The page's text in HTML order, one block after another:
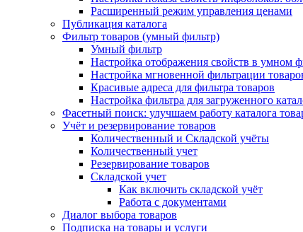
Расширенный режим управления ценами
Публикация каталога
Фильтр товаров (умный фильтр)
Умный фильтр
Настройка отображения свойств в умном
Настройка мгновенной фильтрации
Красивые адреса для фильтра товаров
Настройка фильтра для загруженного
Фасетный поиск: улучшаем работу каталога
Учёт и резервирование товаров
Количественный и Складской учёты
Количественный учет
Резервирование товаров
Складской учет
Как включить складской учёт
Работа с документами
Диалог выбора товаров
Подписка на товары и услуги